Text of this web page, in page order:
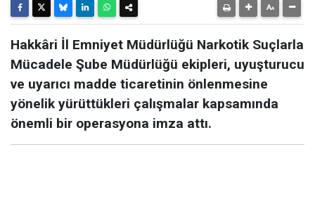
Hakkâri İl Emniyet Müdürlüğü Narkotik Suçlarla
Mücadele Şube Müdürlüğü ekipleri, uyuşturucu
ve uyarıcı madde ticaretinin önlenmesine
yönelik yürüttükleri çalışmalar kapsamında
önemli bir operasyona imza attı.